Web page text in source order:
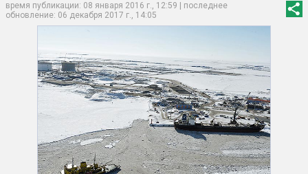
время публикации: 08 января 2016 г., 12:59 | последнее
обновление: 06 декабря 2017 г., 14:05